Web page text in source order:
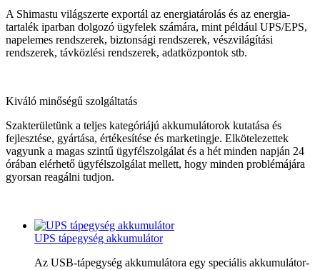
A Shimastu világszerte exportál az energiatárolás és az energia-
tartalék iparban dolgozó ügyfelek számára, mint például UPS/EPS,
napelemes rendszerek, biztonsági rendszerek, vészvilágítási
rendszerek, távközlési rendszerek, adatközpontok stb.
Kiváló minőségű szolgáltatás
Szakterületünk a teljes kategóriájú akkumulátorok kutatása és
fejlesztése, gyártása, értékesítése és marketingje. Elkötelezettek
vagyunk a magas szintű ügyfélszolgálat és a hét minden napján 24
órában elérhető ügyfélszolgálat mellett, hogy minden problémájára
gyorsan reagálni tudjon.
UPS tápegység akkumulátor
Az USB-tápegység akkumulátora egy speciális akkumulátor-